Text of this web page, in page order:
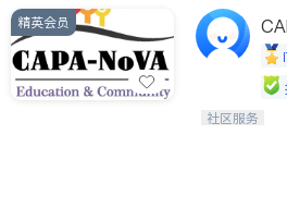
养老Rowland Heights &
eights
Los Angeles County
ties
精英会员
长
连接家长与
社区服务